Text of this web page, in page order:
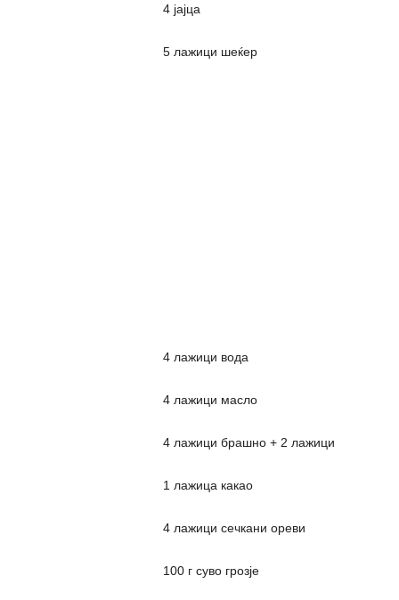
4 јајца
5 лажици шеќер
4 лажици вода
4 лажици масло
4 лажици брашно + 2 лажици
1 лажица какао
4 лажици сечкани ореви
100 г суво грозје